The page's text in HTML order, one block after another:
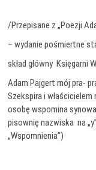
/Przepisane z „Poezji
– wydanie pośmiertne
skład główny Księgarni
Adam Pajgert mój pra-
Szekspira i
osobę wspomina
pisownię nazwiska na
„Wspomnienia”)